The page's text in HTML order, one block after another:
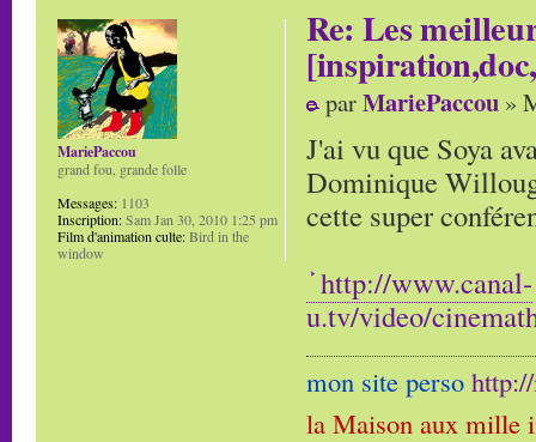
Re: Les
parMariePaccou »
J'ai vu que Soya
Dominique
cette super
http://www.canal-
u.tv/video/
mon site perso
la Maison aux mille
MariePaccou
grand fou, grande folle
Messages: 1103
Inscription:Sam Jan 30, 2010 1:25 pm
Film d'animation culte:Bird in the
window